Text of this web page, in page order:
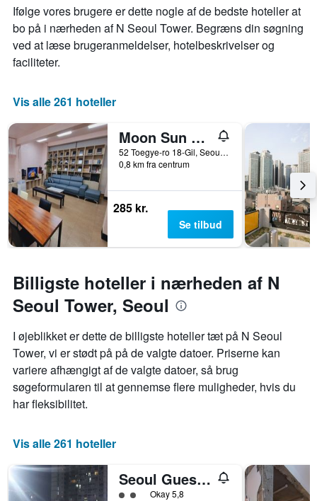
Ifølge vores brugere er dette nogle af de bedste hoteller at
bo på i nærheden af ​​N Seoul Tower. Begræns din søgning
ved at læse brugeranmeldelser, hotelbeskrivelser og
faciliteter.
Vis alle 261 hoteller
Moon Sun Guesthouse Myeongdong
52 Toegye-ro 18-Gil, Seoul, Sydkorea
0,8 km fra centrum
285 kr.
Se tilbud
Billigste hoteller i nærheden af N
Seoul Tower, Seoul
I øjeblikket er dette de billigste hoteller tæt på N Seoul
Tower, vi er stødt på på de valgte datoer. Priserne kan
variere afhængigt af de valgte datoer, så brug
søgeformularen til at gennemse flere muligheder, hvis du
har fleksibilitet.
Vis alle 261 hoteller
Seoul Guesthouse Foreigners Only
Vurderet til klasse 2
Okay 5,8